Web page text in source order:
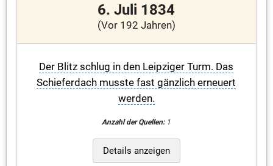
6. Juli 1834
(Vor 192 Jahren)
Der Blitz schlug in den Leipziger Turm. Das
Schieferdach musste fast gänzlich erneuert
werden.
Anzahl der Quellen:1
Details anzeigen